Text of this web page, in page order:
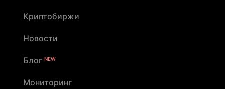
Криптобиржи
Новости
Блог NEW
Мониторинг